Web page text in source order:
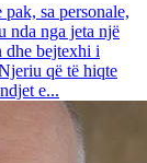
sa personale,
nda nga jeta një
dhe bejtexhi i
që të hiqte
e...